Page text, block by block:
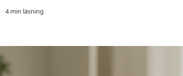
4 min läsning